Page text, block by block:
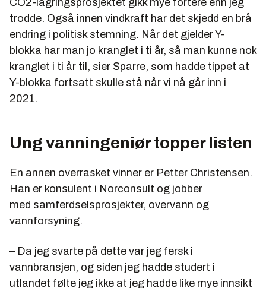
CO2-lagringsprosjektet gikk mye fortere enn jeg
trodde. Også innen vindkraft har det skjedd en brå
endring i politisk stemning. Når det gjelder Y-
blokka har man jo kranglet i ti år, så man kunne nok
kranglet i ti år til, sier Sparre, som hadde tippet at
Y-blokka fortsatt skulle stå når vi nå går inn i
2021.
Ung vanningeniør topper listen
En annen overrasket vinner er Petter Christensen.
Han er konsulent i Norconsult og jobber
med samferdselsprosjekter, overvann og
vannforsyning.
– Da jeg svarte på dette var jeg fersk i
vannbransjen, og siden jeg hadde studert i
utlandet følte jeg ikke at jeg hadde like mye innsikt